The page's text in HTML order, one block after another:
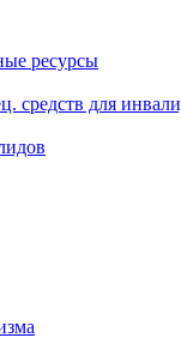
ресурсы
средств для